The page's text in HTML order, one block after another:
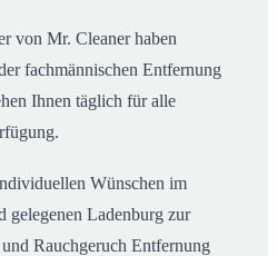
von Mr. Cleaner haben
fachmännischen Entfernung
Ihnen täglich für alle
Wünschen im
gelegenen Ladenburg zur
Rauchgeruch Entfernung